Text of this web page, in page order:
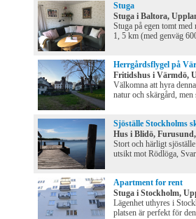
Stuga
Stuga i Baltora,
Stuga på egen tomt
1, 5 km (med genväg
Herrgårdsflygel på
Fritidshus i Värmdö,
Välkomna att hyra
natur och skärgård, men
Sjöställe Stockholms
Hus i Blidö,
Stort och härligt
utsikt mot Rödlöga,
Apartment for rent
Stuga i Stockholm,
Lägenhet uthyres i
platsen är perfekt för